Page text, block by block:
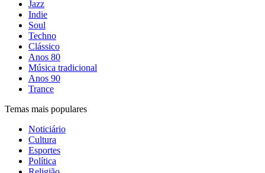
Jazz
Indie
Soul
Techno
Clássico
Anos 80
Música tradicional
Anos 90
Trance
Temas mais populares
Noticiário
Cultura
Esportes
Política